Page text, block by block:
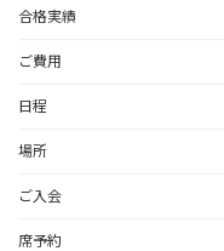
合格実績
ご費用
日程
場所
ご入会
席予約